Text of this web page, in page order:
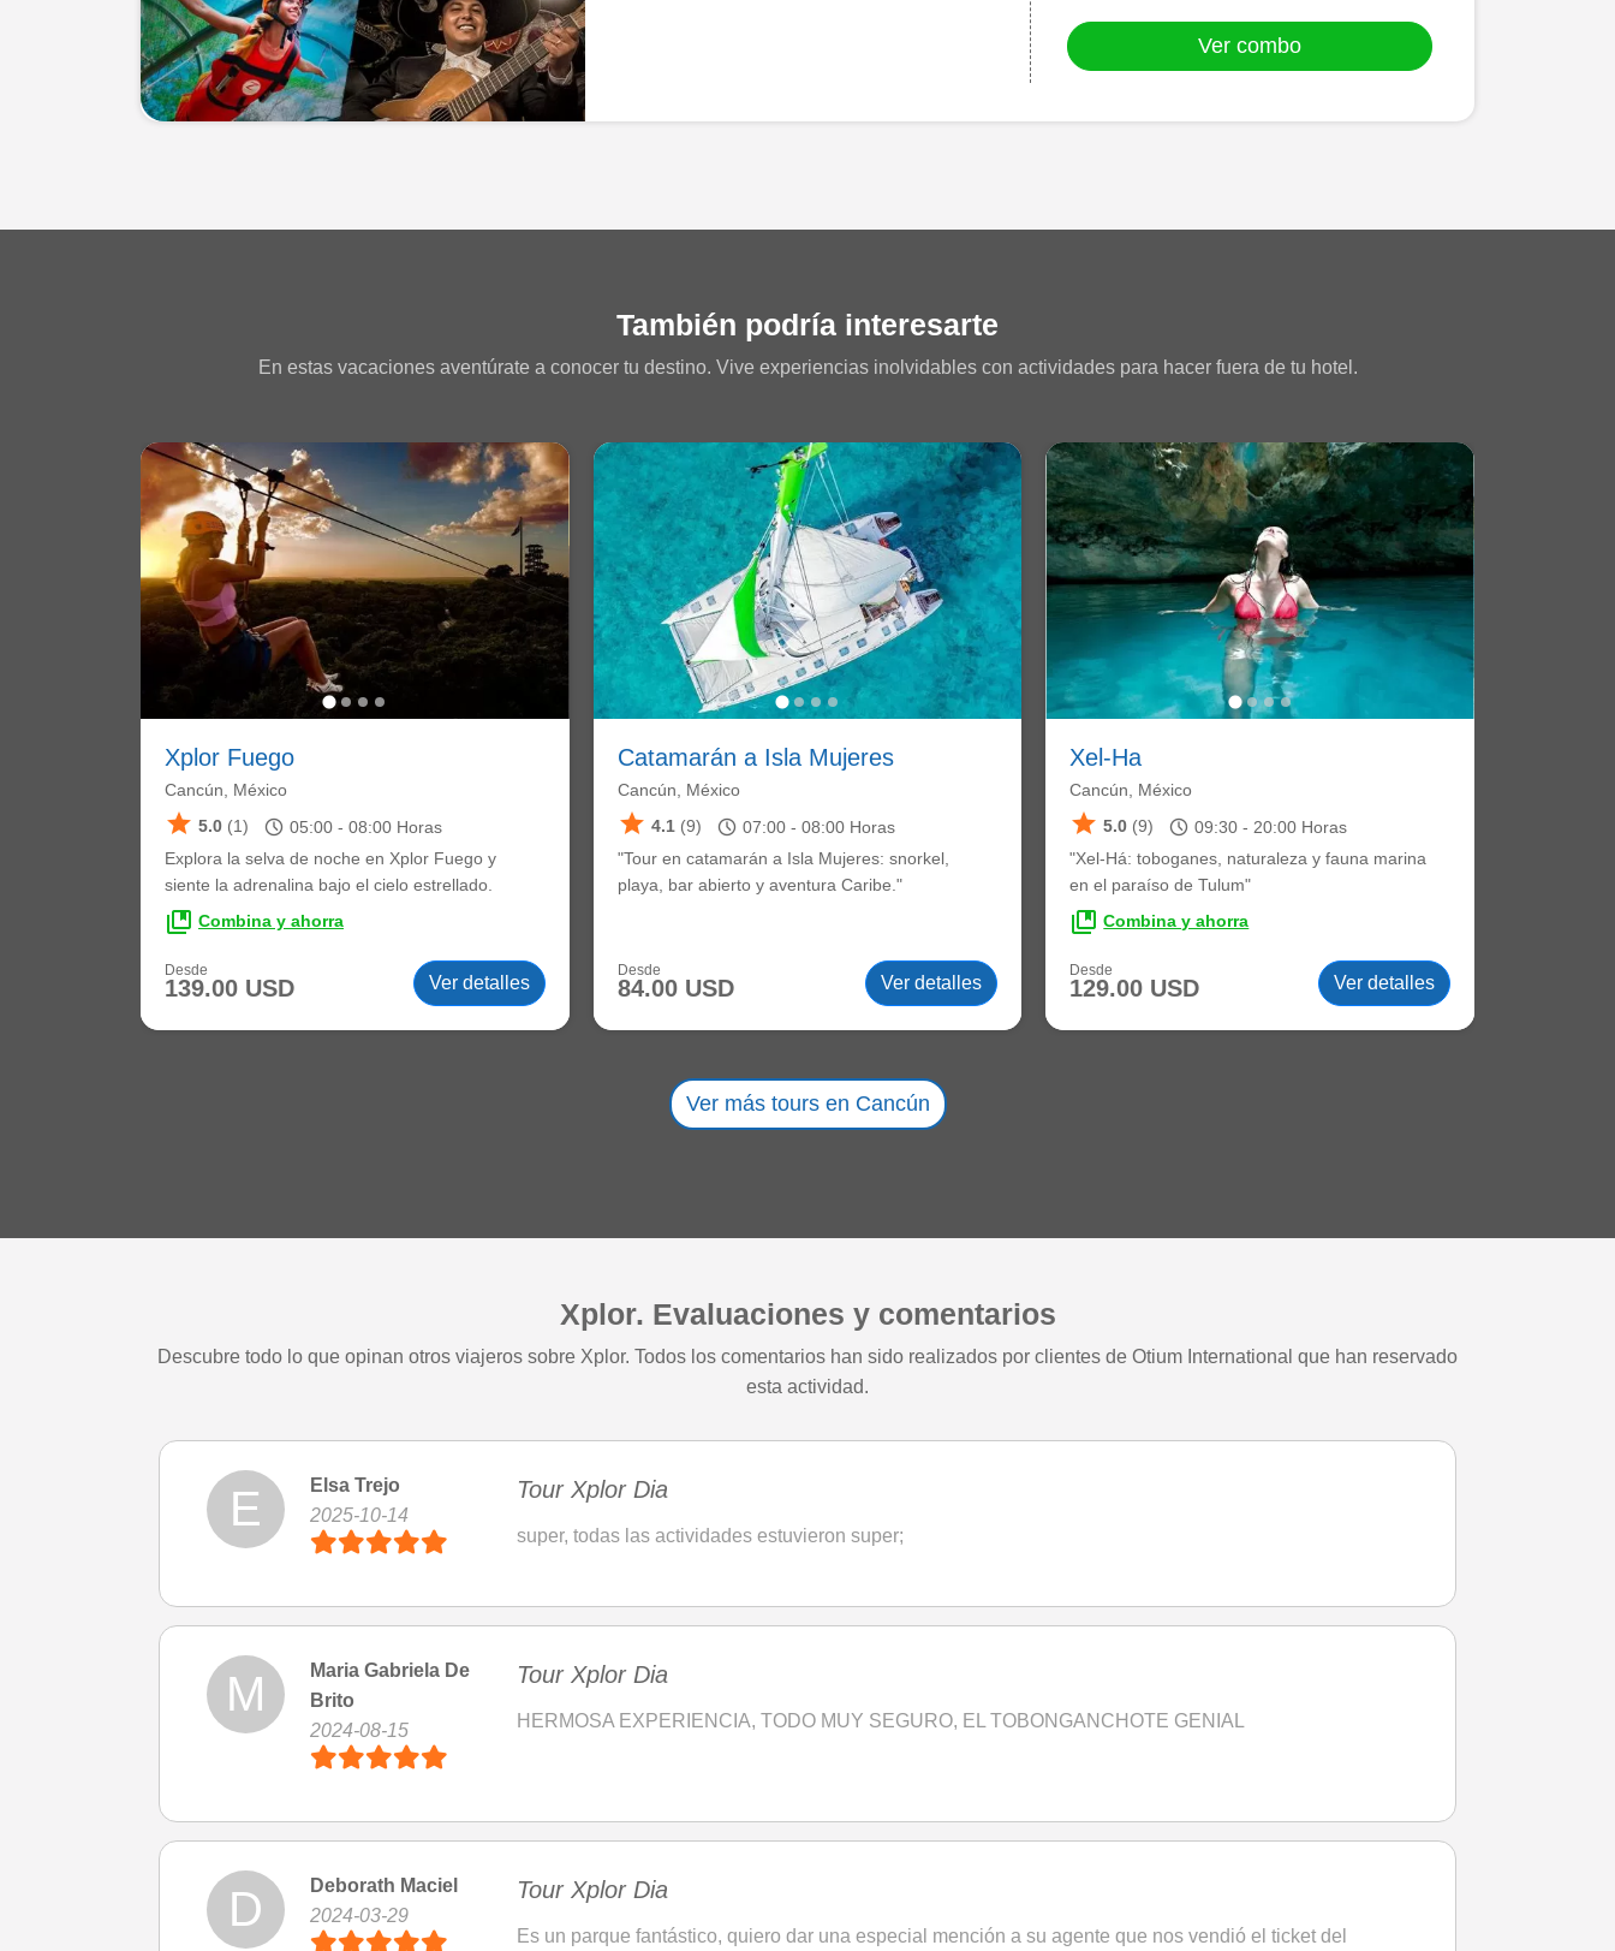
Ver combo
También podría interesarte
En estas vacaciones aventúrate a conocer tu destino. Vive experiencias inolvidables con actividades para hacer fuera de tu hotel.
Xplor Fuego
Cancún, México
star 5.0 (1) schedule 05:00 - 08:00 Horas
Explora la selva de noche en Xplor Fuego y
siente la adrenalina bajo el cielo estrellado.
collections_bookmark Combina y ahorra
Desde
139.00 USD Ver detalles
Catamarán a Isla Mujeres
Cancún, México
star 4.1 (9) schedule 07:00 - 08:00 Horas
"Tour en catamarán a Isla Mujeres: snorkel,
playa, bar abierto y aventura Caribe."
Desde
84.00 USD Ver detalles
Xel-Ha
Cancún, México
star 5.0 (9) schedule 09:30 - 20:00 Horas
"Xel-Há: toboganes, naturaleza y fauna marina
en el paraíso de Tulum"
collections_bookmark Combina y ahorra
Desde
129.00 USD Ver detalles
Ver más tours en Cancún
Xplor. Evaluaciones y comentarios
Descubre todo lo que opinan otros viajeros sobre Xplor. Todos los comentarios han sido realizados por clientes de Otium International que han reservado
esta actividad.
E
Elsa Trejo
2025-10-14
Tour Xplor Dia
super, todas las actividades estuvieron super;
M
Maria Gabriela De
Brito
2024-08-15
Tour Xplor Dia
HERMOSA EXPERIENCIA, TODO MUY SEGURO, EL TOBONGANCHOTE GENIAL
D
Deborath Maciel
2024-03-29
Tour Xplor Dia
Es un parque fantástico, quiero dar una especial mención a su agente que nos vendió el ticket del